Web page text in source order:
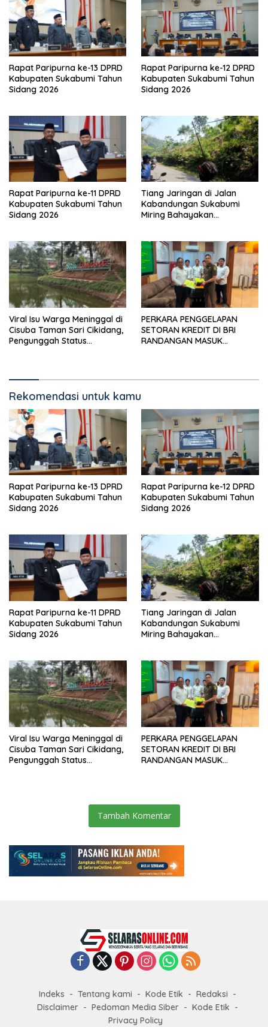
Rapat Paripurna ke-13 DPRD
Kabupaten Sukabumi Tahun
Sidang 2026
Rapat Paripurna ke-12 DPRD
Kabupaten Sukabumi Tahun
Sidang 2026
Rapat Paripurna ke-11 DPRD
Kabupaten Sukabumi Tahun
Sidang 2026
Tiang Jaringan di Jalan
Kabandungan Sukabumi
Miring Bahayakan
Viral Isu Warga Meninggal di
Cisuba Taman Sari Cikidang,
Pengunggah Status
PERKARA PENGGELAPAN
SETORAN KREDIT DI BRI
RANDANGAN MASUK
Rekomendasi untuk kamu
Rapat Paripurna ke-13 DPRD
Kabupaten Sukabumi Tahun
Sidang 2026
Rapat Paripurna ke-12 DPRD
Kabupaten Sukabumi Tahun
Sidang 2026
Rapat Paripurna ke-11 DPRD
Kabupaten Sukabumi Tahun
Sidang 2026
Tiang Jaringan di Jalan
Kabandungan Sukabumi
Miring Bahayakan
Viral Isu Warga Meninggal di
Cisuba Taman Sari Cikidang,
Pengunggah Status
PERKARA PENGGELAPAN
SETORAN KREDIT DI BRI
RANDANGAN MASUK
Tambah Komentar
Indeks Tentang kami Kode Etik
Redaksi
Disclaimer
Pedoman Media Siber
Kode Etik
Privacy Policy